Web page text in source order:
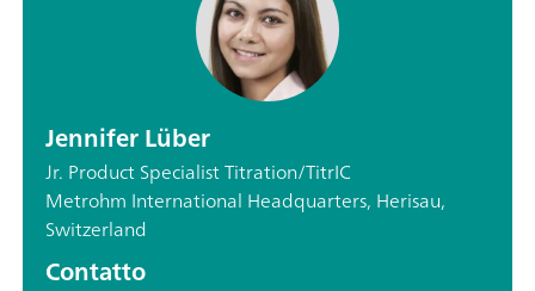
Jennifer Lüber
Jr. Product Specialist Titration/TitrIC
Metrohm International Headquarters, Herisau,
Switzerland
Contatto